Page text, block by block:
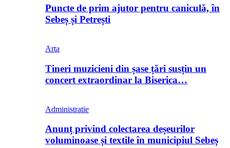
Puncte de prim ajutor pentru caniculă, în
Sebeș și Petrești
Arta
Tineri muzicieni din șase țări susțin un
concert extraordinar la Biserica…
Administratie
Anunț privind colectarea deșeurilor
voluminoase și textile în municipiul Sebeș